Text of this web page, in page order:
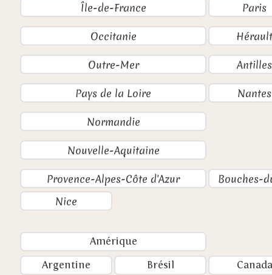
Île-de-France Paris
Occitanie Hérault
Outre-Mer Antilles
Pays de la Loire Nantes
Normandie
Nouvelle-Aquitaine
Provence-Alpes-Côte d'Azur
Bouches-
Nice
Amérique
Argentine
Brésil
Canada